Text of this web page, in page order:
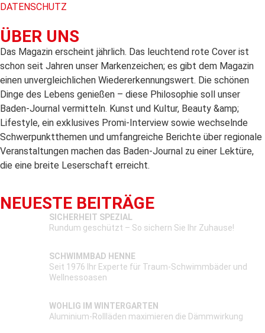
DATENSCHUTZ
ÜBER UNS
Das Magazin erscheint jährlich. Das leuchtend rote Cover ist
schon seit Jahren unser Markenzeichen; es gibt dem Magazin
einen unvergleichlichen Wiedererkennungswert. Die schönen
Dinge des Lebens genießen – diese Philosophie soll unser
Baden-Journal vermitteln. Kunst und Kultur, Beauty &amp;
Lifestyle, ein exklusives Promi-Interview sowie wechselnde
Schwerpunktthemen und umfangreiche Berichte über regionale
Veranstaltungen machen das Baden-Journal zu einer Lektüre,
die eine breite Leserschaft erreicht.
NEUESTE BEITRÄGE
SICHERHEIT SPEZIAL
Rundum geschützt – So sichern Sie Ihr Zuhause!
SCHWIMMBAD HENNE
Seit 1976 Ihr Experte für Traum-Schwimmbäder und
Wellnessoasen
WOHLIG IM WINTERGARTEN
Aluminium-Rollläden maximieren die Dämmwirkung